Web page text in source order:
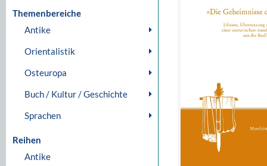
Themenbereiche
Antike
Orientalistik
Osteuropa
Buch / Kultur / Geschichte
Sprachen
Reihen
Antike